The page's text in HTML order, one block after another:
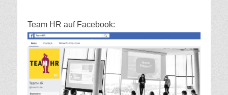
Team HR auf Facebook: